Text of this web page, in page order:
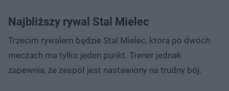
Najbliższy rywal Stal Mielec
Trzecim rywalem będzie Stal Mielec, która po dwóch
meczach ma tylko jeden punkt. Trener jednak
zapewnia, że zespół jest nastawiony na trudny bój.